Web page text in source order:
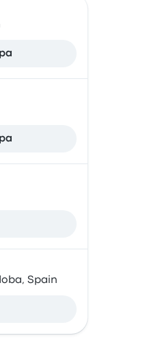
Spain